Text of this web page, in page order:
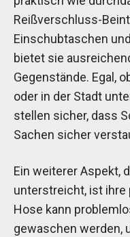
Reißverschluss-
Einschubtaschen
bietet sie
Gegenstände. Egal,
oder in der Stadt
stellen sicher, dass
Sachen sicher
Ein weiterer Aspekt,
unterstreicht, ist ihre
Hose kann
gewaschen werden,